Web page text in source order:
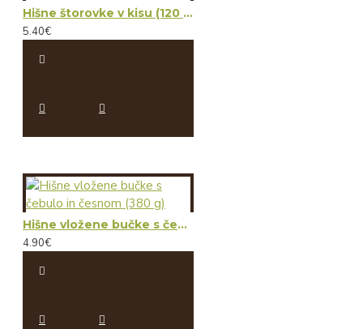
Hišne štorovke v kisu (120 g)
5.40€
Hišne vložene bučke s čebulo in česnom (380 g)
4.90€